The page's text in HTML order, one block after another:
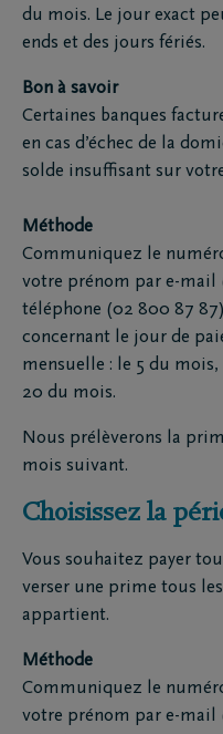
du mois. Le jour exact
ends et des jours fériés.
Bon à savoir
Certaines banques
en cas d’échec de la
solde insuffisant sur
Méthode
Communiquez le
votre prénom par e-mail
téléphone (02 800 87
concernant le jour de
mensuelle : le 5 du
20 du mois.
Nous prélèverons la
mois suivant.
Choisissez la
Vous souhaitez payer
verser une prime tous
appartient.
Méthode
Communiquez le
votre prénom par e-mail